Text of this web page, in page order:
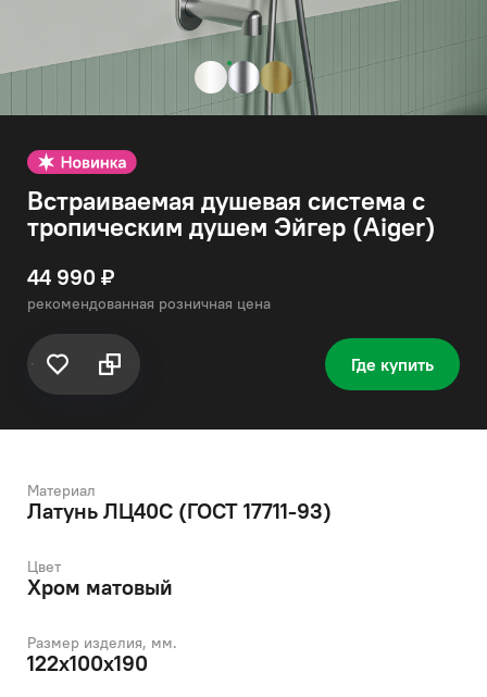
Встраиваемая душевая система с
тропическим душем Эйгер (Aiger)
44 990 ₽
рекомендованная розничная цена
Где купить
Материал
Латунь ЛЦ40C (ГОСТ 17711-93)
Цвет
Хром матовый
Размер изделия, мм.
122х100х190